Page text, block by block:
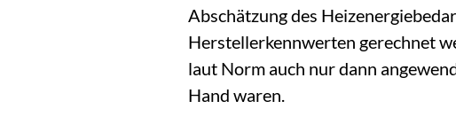
Abschätzung des
Herstellerkennwerten gerechnet
laut Norm auch nur dann
Hand waren.